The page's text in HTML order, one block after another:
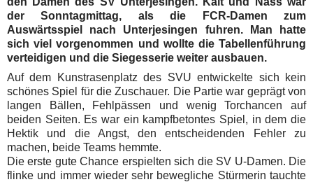
der Sonntagmittag, als die FCR-Damen zum
Auswärtsspiel nach Unterjesingen fuhren. Man hatte
sich viel vorgenommen und wollte die Tabellenführung
verteidigen und die Siegesserie weiter ausbauen.
Auf dem Kunstrasenplatz des SVU entwickelte sich kein
schönes Spiel für die Zuschauer. Die Partie war geprägt von
langen Bällen, Fehlpässen und wenig Torchancen auf
beiden Seiten. Es war ein kampfbetontes Spiel, in dem die
Hektik und die Angst, den entscheidenden Fehler zu
machen, beide Teams hemmte.
Die erste gute Chance erspielten sich die SV U-Damen. Die
flinke und immer wieder sehr bewegliche Stürmerin tauchte